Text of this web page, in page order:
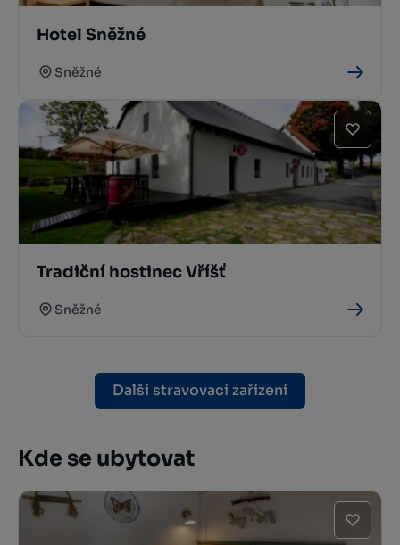
Hotel Sněžné
Sněžné
Tradiční hostinec Vříšť
Sněžné
Další stravovací zařízení
Kde se ubytovat